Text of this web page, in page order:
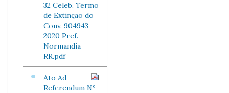
32 Celeb. Termo
de Extinção do
Conv. 904943-
2020 Pref.
Normandia-
RR.pdf
Ato Ad
Referendum Nº